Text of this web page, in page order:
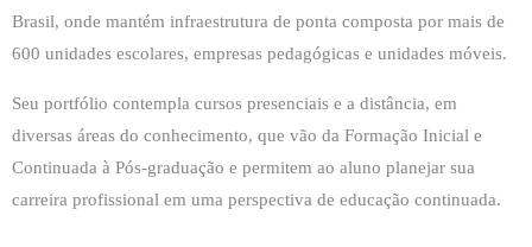
Brasil, onde mantém infraestrutura de ponta composta por mais de
600 unidades escolares, empresas pedagógicas e unidades móveis.
Seu portfólio contempla cursos presenciais e a distância, em
diversas áreas do conhecimento, que vão da Formação Inicial e
Continuada à Pós-graduação e permitem ao aluno planejar sua
carreira profissional em uma perspectiva de educação continuada.